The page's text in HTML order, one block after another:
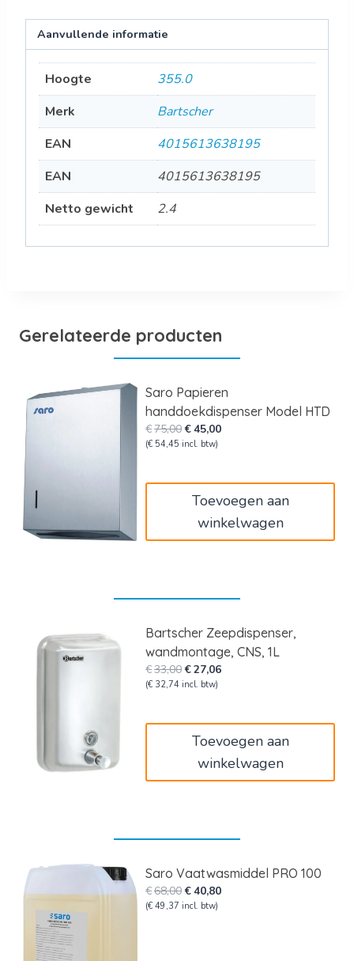
Aanvullende informatie
Hoogte
355.0
Merk
Bartscher
EAN
4015613638195
EAN
4015613638195
Netto gewicht
2.4
Gerelateerde producten
Saro Papieren
handdoekdispenser Model HTD
€75,00Oorspronkelijke
prijs
€45,00Huidige
(€ 54,45 incl. btw)
Toevoegen aan
winkelwagen
Bartscher Zeepdispenser,
wandmontage, CNS, 1L
€33,00Oorspronkelijke
prijs
€27,06Huidige
(€ 32,74 incl. btw)
Toevoegen aan
winkelwagen
Saro Vaatwasmiddel PRO 100
€68,00Oorspronkelijke
prijs
€40,80Huidige
(€ 49,37 incl. btw)